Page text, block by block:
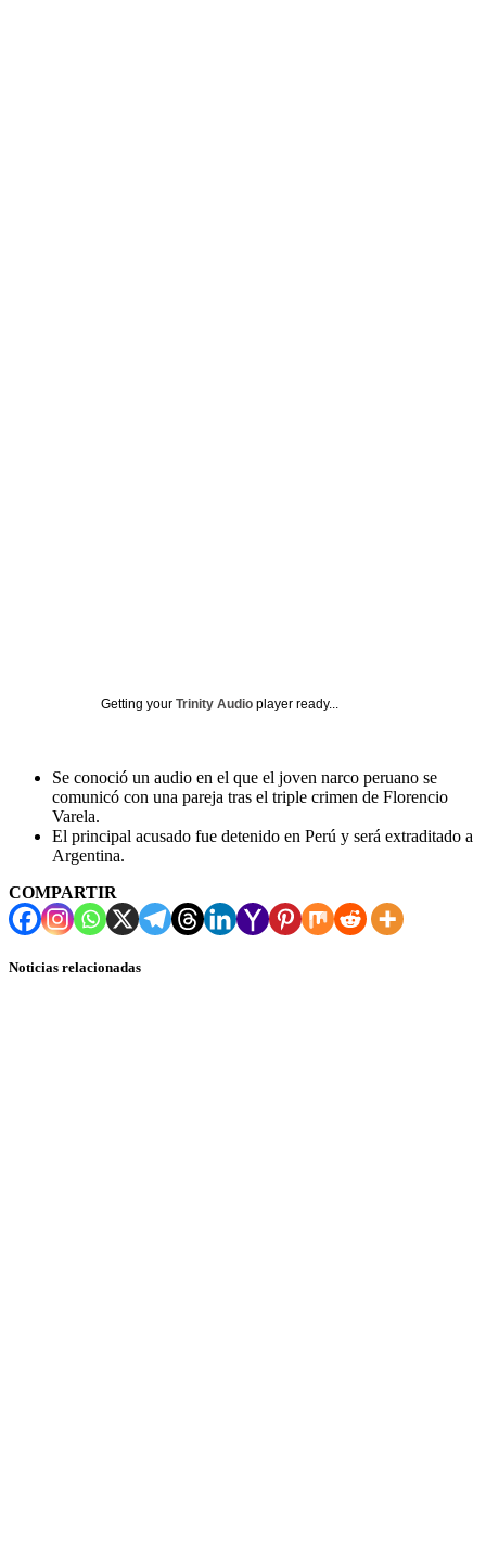
Getting your Trinity Audio player ready...
Se conoció un audio en el que el joven narco peruano se
comunicó con una pareja tras el triple crimen de Florencio
Varela.
El principal acusado fue detenido en Perú y será extraditado a
Argentina.
COMPARTIR
Noticias relacionadas